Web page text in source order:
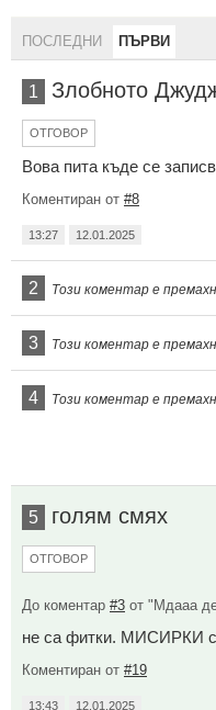
ПОСЛЕДНИ ПЪРВИ
1 Злобното
ОТГОВОР
Вова пита къде се
Коментиран от #8
13:27 12.01.2025
2 Този коментар е
3 Този коментар е
4 Този коментар е
5 голям смях
ОТГОВОР
До коментар #3 от "Мдааа
не са фитки. МИСИРКИ
Коментиран от #19
13:43 12.01.2025